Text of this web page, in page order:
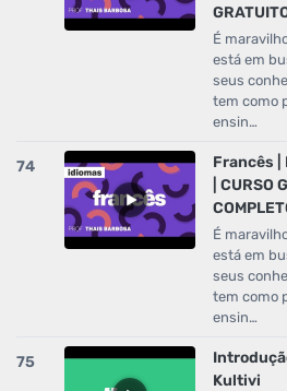
É
está em
seus
tem como
ensin…
74
Francês
| CURSO
É
está em
seus
tem como
ensin…
75
Kultivi